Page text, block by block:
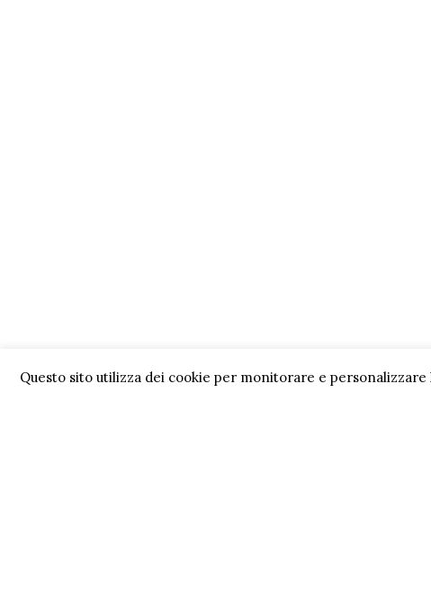
Questo sito utilizza dei cookie per monitorare e